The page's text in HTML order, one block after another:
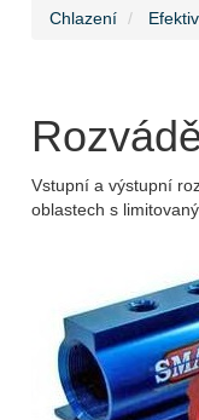
Chlazení
Vstupní a výstupní
oblastech s